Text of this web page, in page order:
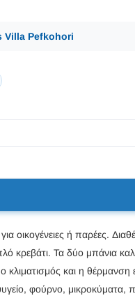
Villa Pefkohori
οικογένειες ή παρέες.
κρεβάτι. Τα δύο μπάνια
και η θέρμανση
φούρνο, μικροκύματα,